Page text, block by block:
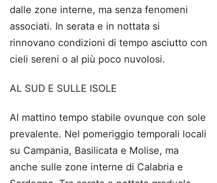
dalle zone interne, ma senza fenomeni
associati. In serata e in nottata si
rinnovano condizioni di tempo asciutto con
cieli sereni o al più poco nuvolosi.
AL SUD E SULLE ISOLE
Al mattino tempo stabile ovunque con sole
prevalente. Nel pomeriggio temporali locali
su Campania, Basilicata e Molise, ma
anche sulle zone interne di Calabria e